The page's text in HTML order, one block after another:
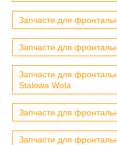
Запчасти для
Запчасти для
Запчасти для
Stalowa Wola
Запчасти для
Запчасти для